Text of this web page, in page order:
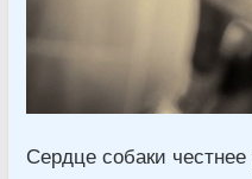
Сердце собаки